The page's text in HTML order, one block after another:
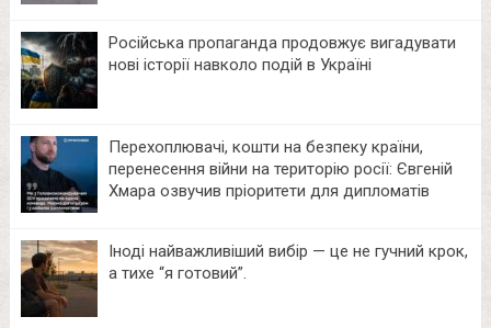
Російська пропаганда продовжує вигадувати
нові історії навколо подій в Україні
Перехоплювачі, кошти на безпеку країни,
перенесення війни на територію росії: Євгеній
Хмара озвучив пріоритети для дипломатів
Іноді найважливіший вибір — це не гучний крок,
а тихе “я готовий”.